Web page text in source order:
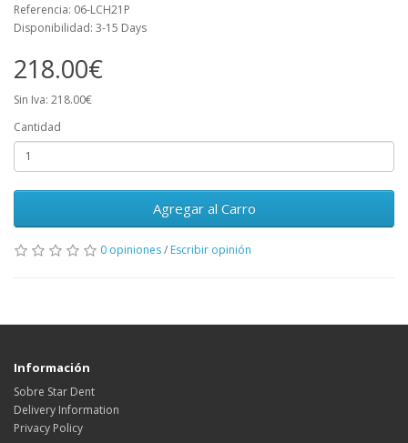
Referencia: 06-LCH21P
Disponibilidad: 3-15 Days
218.00€
Sin Iva: 218.00€
Cantidad
Agregar al Carro
0 opiniones/ Escribir opinión
Información
Sobre Star Dent
Delivery Information
Privacy Policy